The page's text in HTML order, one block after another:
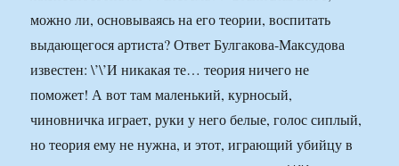
можно ли, основываясь на его теории, воспитать
выдающегося артиста? Ответ Булгакова-Максудова
известен: \’\’И никакая те… теория ничего не
поможет! А вот там маленький, курносый,
чиновничка играет, руки у него белые, голос сиплый,
но теория ему не нужна, и этот, играющий убийцу в